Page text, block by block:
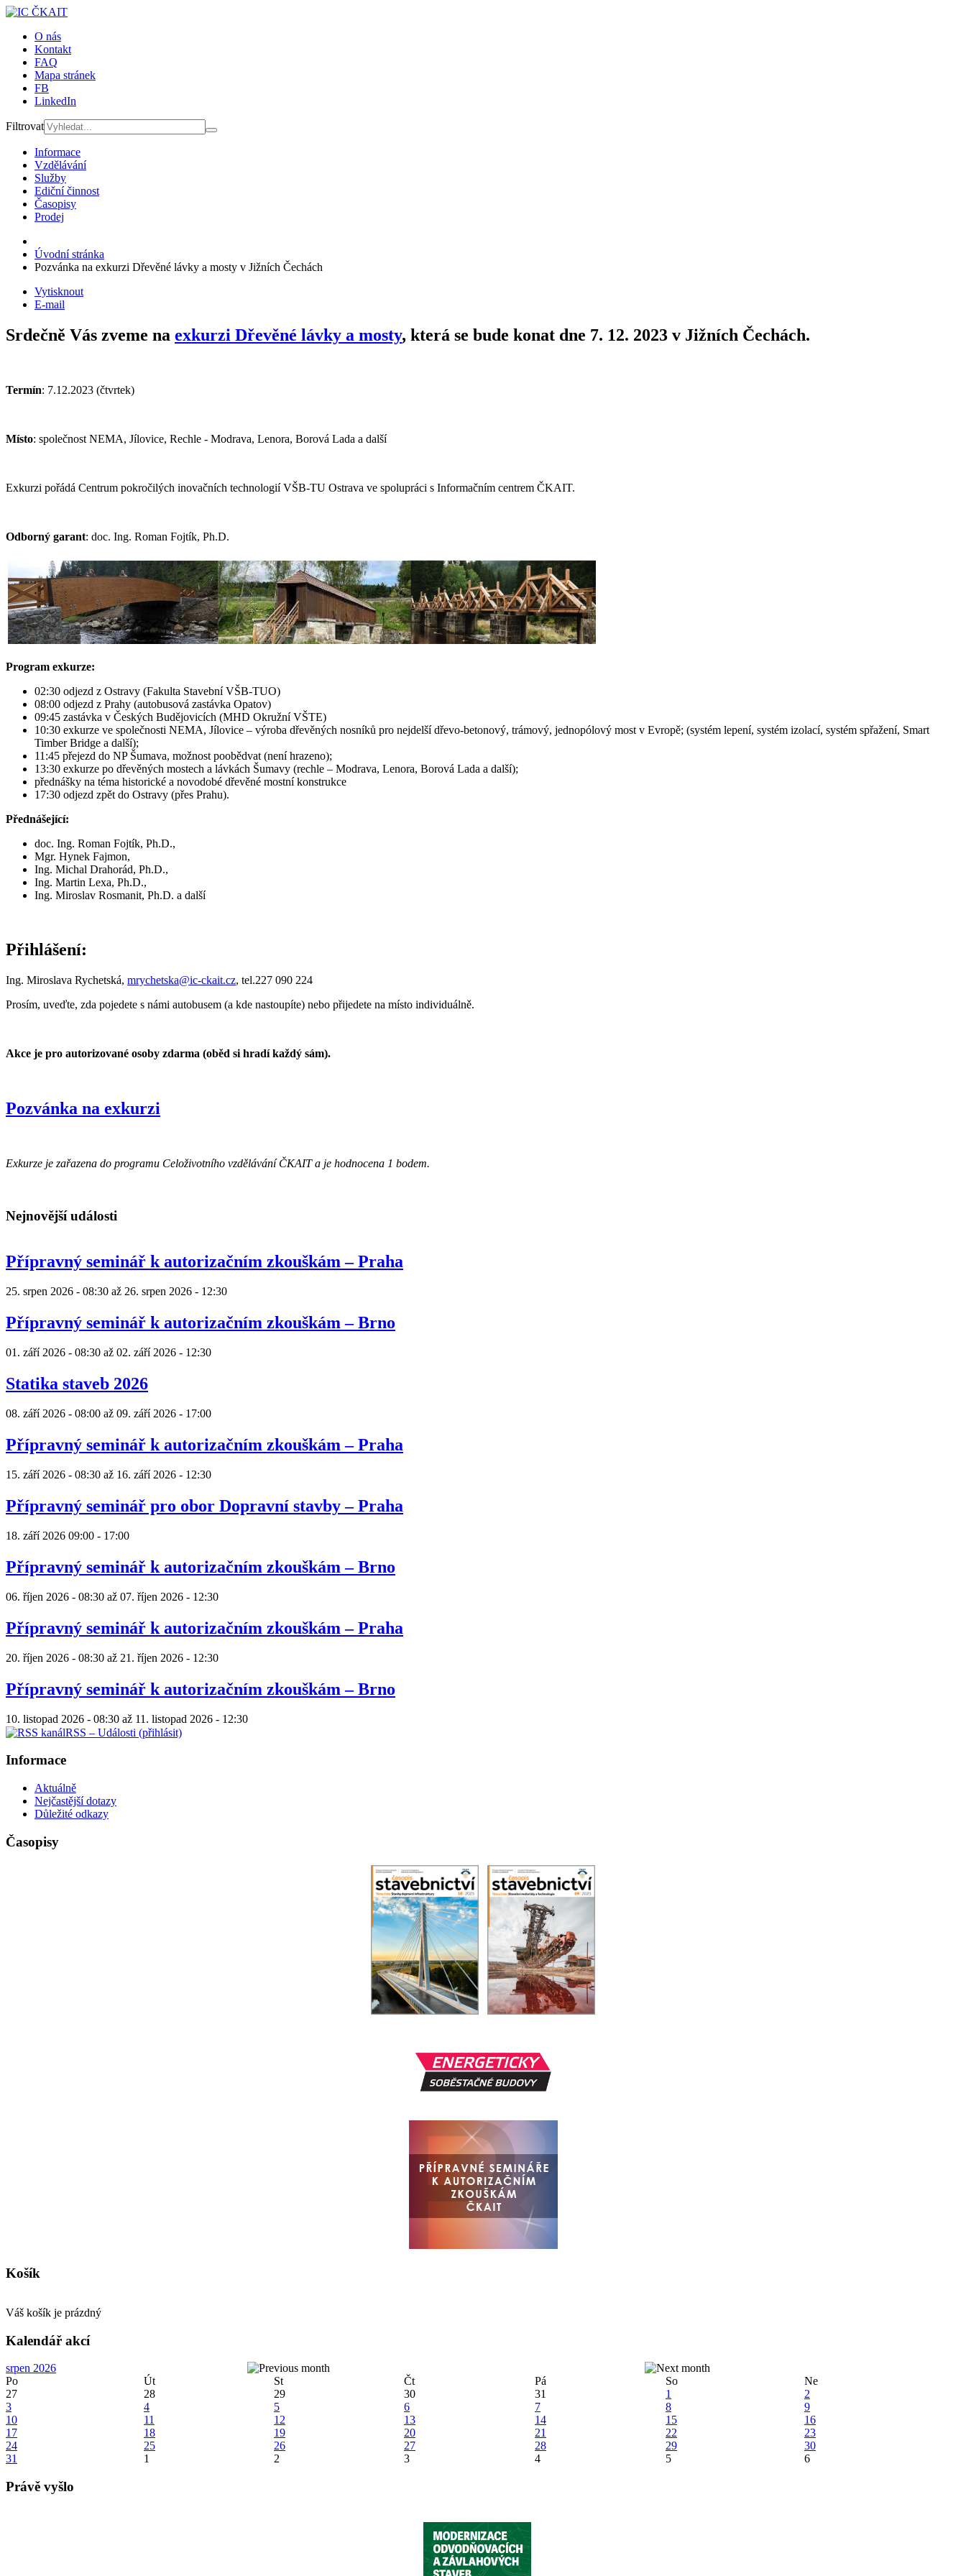
O nás
Kontakt
FAQ
Mapa stránek
FB
LinkedIn
Filtrovat
Informace
Vzdělávání
Služby
Ediční činnost
Časopisy
Prodej
Úvodní stránka
Pozvánka na exkurzi Dřevěné lávky a mosty v Jižních Čechách
Vytisknout
E-mail
Srdečně Vás zveme na exkurzi Dřevěné lávky a mosty, která se bude konat dne 7. 12. 2023 v Jižních Čechách.
Termín: 7.12.2023 (čtvrtek)
Místo: společnost NEMA, Jílovice, Rechle - Modrava, Lenora, Borová Lada a další
Exkurzi pořádá Centrum pokročilých inovačních technologií VŠB-TU Ostrava ve spolupráci s Informačním centrem ČKAIT.
Odborný garant: doc. Ing. Roman Fojtík, Ph.D.
Program exkurze:
02:30 odjezd z Ostravy (Fakulta Stavební VŠB-TUO)
08:00 odjezd z Prahy (autobusová zastávka Opatov)
09:45 zastávka v Českých Budějovicích (MHD Okružní VŠTE)
10:30 exkurze ve společnosti NEMA, Jílovice – výroba dřevěných nosníků pro nejdelší dřevo-betonový, trámový, jednopólový most v Evropě; (systém lepení, systém izolací, systém spřažení, Smart
Timber Bridge a další);
11:45 přejezd do NP Šumava, možnost poobědvat (není hrazeno);
13:30 exkurze po dřevěných mostech a lávkách Šumavy (rechle – Modrava, Lenora, Borová Lada a další);
přednášky na téma historické a novodobé dřevěné mostní konstrukce
17:30 odjezd zpět do Ostravy (přes Prahu).
Přednášející:
doc. Ing. Roman Fojtík, Ph.D.,
Mgr. Hynek Fajmon,
Ing. Michal Drahorád, Ph.D.,
Ing. Martin Lexa, Ph.D.,
Ing. Miroslav Rosmanit, Ph.D. a další
Přihlášení:
Ing. Miroslava Rychetská, mrychetska@ic-ckait.cz, tel.227 090 224
Prosím, uveďte, zda pojedete s námi autobusem (a kde nastoupíte) nebo přijedete na místo individuálně.
Akce je pro autorizované osoby zdarma (oběd si hradí každý sám).
Pozvánka na exkurzi
Exkurze je zařazena do programu Celoživotního vzdělávání ČKAIT a je hodnocena 1 bodem.
Nejnovější události
Přípravný seminář k autorizačním zkouškám – Praha
25. srpen 2026 - 08:30 až 26. srpen 2026 - 12:30
Přípravný seminář k autorizačním zkouškám – Brno
01. září 2026 - 08:30 až 02. září 2026 - 12:30
Statika staveb 2026
08. září 2026 - 08:00 až 09. září 2026 - 17:00
Přípravný seminář k autorizačním zkouškám – Praha
15. září 2026 - 08:30 až 16. září 2026 - 12:30
Přípravný seminář pro obor Dopravní stavby – Praha
18. září 2026 09:00 - 17:00
Přípravný seminář k autorizačním zkouškám – Brno
06. říjen 2026 - 08:30 až 07. říjen 2026 - 12:30
Přípravný seminář k autorizačním zkouškám – Praha
20. říjen 2026 - 08:30 až 21. říjen 2026 - 12:30
Přípravný seminář k autorizačním zkouškám – Brno
10. listopad 2026 - 08:30 až 11. listopad 2026 - 12:30
RSS – Události (přihlásit)
Informace
Aktuálně
Nejčastější dotazy
Důležité odkazy
Časopisy
Košík
Váš košík je prázdný
Kalendář akcí
srpen 2026
Po
Út St Čt Pá So
Ne
27
28 29 30 31 1
2
3
4 5 6 7 8
9
10
11 12 13 14 15
16
17
18 19 20 21 22
23
24
25 26 27 28 29
30
31
1 2 3 4 5 6
Právě vyšlo